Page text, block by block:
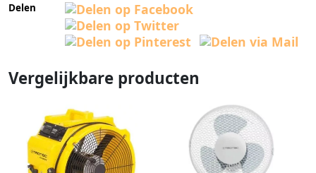
Delen
Vergelijkbare producten